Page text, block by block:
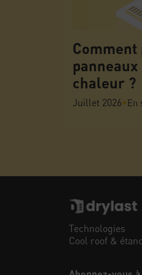
chaleur ?
Juillet 2026•En
Technologies
Cool roof &